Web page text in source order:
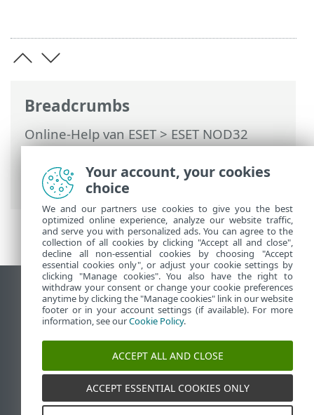
Breadcrumbs
Online-Help van ESET>ESET NOD32
Antivirus>Werken met ESET NOD32
Antivirus
>Instellingen>
Internetbeveiliging
Bureaubladwebsite weergeven
End of Life
ESET Kennisbank
ESET Status Portal
Regionale ondersteuning
Your account, your cookies
choice
We and our partners use cookies to give you the best
optimized online experience, analyze our website traffic,
and serve you with personalized ads. You can agree to the
collection of all cookies by clicking "Accept all and close",
decline all non-essential cookies by choosing "Accept
essential cookies only", or adjust your cookie settings by
clicking "Manage cookies". You also have the right to
withdraw your consent or change your cookie preferences
anytime by clicking the "Manage cookies" link in our website
footer or in your account settings (if available). For more
information, see ourCookie Policy.
ACCEPT ALL AND CLOSE
ACCEPT ESSENTIAL COOKIES ONLY